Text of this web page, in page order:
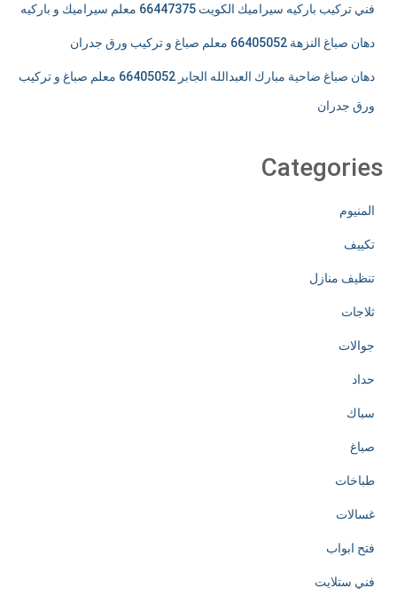
فني تركيب باركيه سيراميك الكويت 66447375 معلم سيراميك و باركيه
دهان صباغ النزهة 66405052 معلم صباغ و تركيب ورق جدران
دهان صباغ ضاحية مبارك العبدالله الجابر 66405052 معلم صباغ و تركيب
ورق جدران
Categories
المنيوم
تكييف
تنظيف منازل
ثلاجات
جوالات
حداد
سباك
صباغ
طباخات
غسالات
فتح ابواب
فني ستلايت